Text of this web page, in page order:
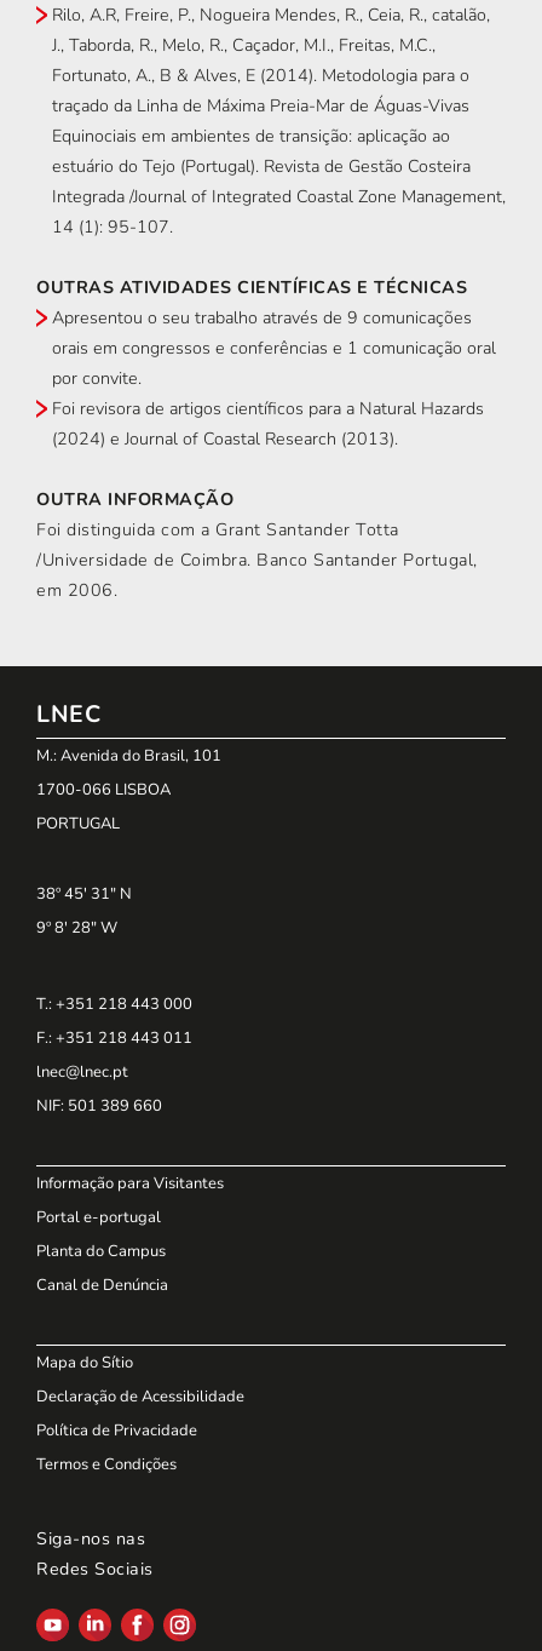
Rilo, A.R, Freire, P., Nogueira Mendes, R., Ceia, R., catalão,
J., Taborda, R., Melo, R., Caçador, M.I., Freitas, M.C.,
Fortunato, A., B & Alves, E (2014). Metodologia para o
traçado da Linha de Máxima Preia-Mar de Águas-Vivas
Equinociais em ambientes de transição: aplicação ao
estuário do Tejo (Portugal). Revista de Gestão Costeira
Integrada /Journal of Integrated Coastal Zone Management,
14 (1): 95-107.
OUTRAS ATIVIDADES CIENTÍFICAS E TÉCNICAS
Apresentou o seu trabalho através de 9 comunicações
orais em congressos e conferências e 1 comunicação oral
por convite.
Foi revisora de artigos científicos para a Natural Hazards
(2024) e Journal of Coastal Research (2013).
OUTRA INFORMAÇÃO
Foi distinguida com a Grant Santander Totta
/Universidade de Coimbra. Banco Santander Portugal,
em 2006.
LNEC
M.: Avenida do Brasil, 101
1700-066 LISBOA
PORTUGAL
38º 45' 31" N
9º 8' 28" W
T.: +351 218 443 000
F.: +351 218 443 011
lnec@lnec.pt
NIF: 501 389 660
Informação para Visitantes
Portal e-portugal
Planta do Campus
Canal de Denúncia
Mapa do Sítio
Declaração de Acessibilidade
Política de Privacidade
Termos e Condições
Siga-nos nas
Redes Sociais